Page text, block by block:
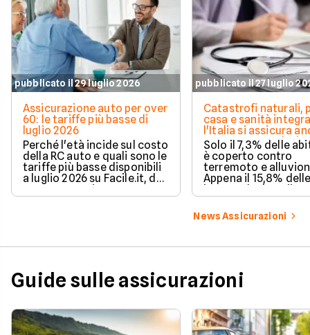
pubblicato il 29 luglio 2026
Assicurazione auto per over
60: le tariffe più basse di
luglio 2026
Perché l'età incide sul costo
della RC auto e quali sono le
tariffe più basse disponibili
a luglio 2026 su Facile.it, da
106,32€ annui.
pubblicato il 27 luglio
Catastrofi naturali,
casa e sanità
l'Italia si assicura
troppo poco. I dati
Solo il 7,3% delle
è coperto contro
terremoto e
Appena il 15,8%
imprese ha la polizza
catastrofale
dati ANIA 2025 sul
assicurativo
News Assicurazioni
Guide sulle assicurazioni